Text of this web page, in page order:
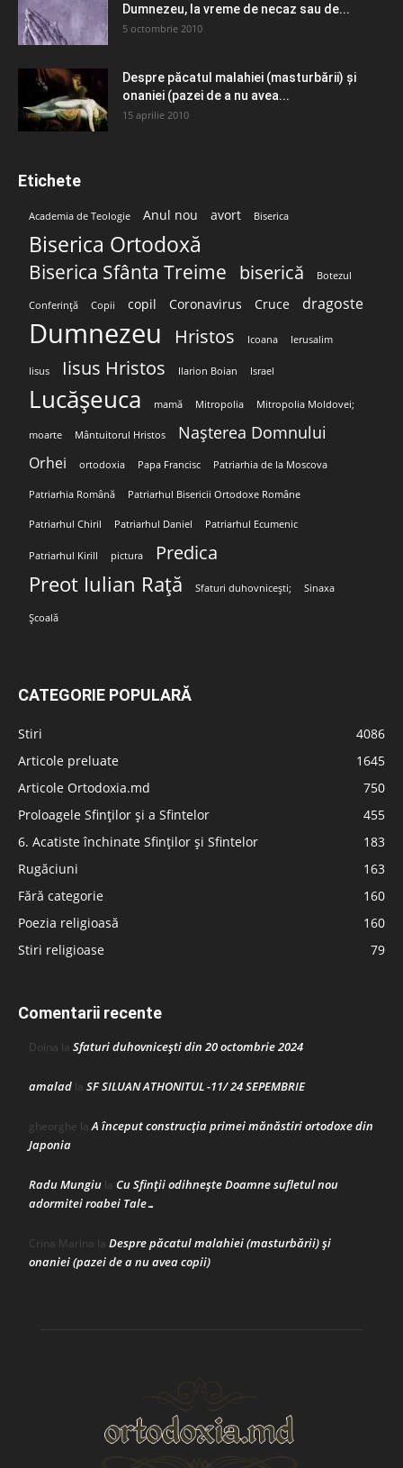
Dumnezeu, la vreme de necaz sau de...
5 octombrie 2010
Despre păcatul malahiei (masturbării) şi
onaniei (pazei de a nu avea...
15 aprilie 2010
Etichete
Academia de Teologie Anul nou avort Biserica
Biserica Ortodoxă
Biserica Sfânta Treime biserică Botezul
Conferință Copii copil Coronavirus Cruce dragoste
Dumnezeu Hristos Icoana Ierusalim
Iisus Iisus Hristos Ilarion Boian Israel
Lucășeuca mamă Mitropolia Mitropolia Moldovei;
moarte Mântuitorul Hristos Nașterea Domnului
Orhei ortodoxia Papa Francisc Patriarhia de la Moscova
Patriarhia Română Patriarhul Bisericii Ortodoxe Române
Patriarhul Chiril Patriarhul Daniel Patriarhul Ecumenic
Patriarhul Kirill pictura Predica
Preot Iulian Rață Sfaturi duhovnicești; Sinaxa
Școală
CATEGORIE POPULARĂ
Stiri
4086
Articole preluate
1645
Articole Ortodoxia.md
750
Proloagele Sfinților și a Sfintelor
455
6. Acatiste închinate Sfinților și Sfintelor
183
Rugăciuni
163
Fără categorie
160
Poezia religioasă
160
Stiri religioase
79
Comentarii recente
Doina la Sfaturi duhovnicești din 20 octombrie 2024
amalad la SF SILUAN ATHONITUL -11/ 24 SEPEMBRIE
gheorghe laA început construcţia primei mănăstiri ortodoxe din
Japonia
Radu Mungiu la Cu Sfinții odihnește Doamne sufletul nou
adormitei roabei Tale…
Crina Marina la Despre păcatul malahiei (masturbării) şi
onaniei (pazei de a nu avea copii)